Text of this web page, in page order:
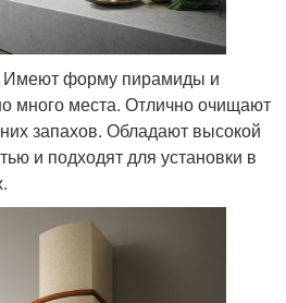
Имеют форму пирамиды и
много места. Отлично очищают
запахов. Обладают высокой
и подходят для установки в